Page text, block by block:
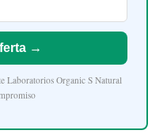
→
Laboratorios Organic S Natural